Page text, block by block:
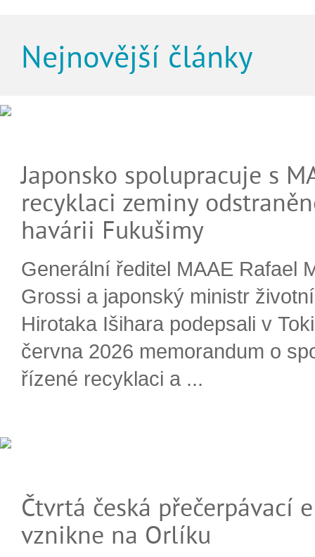
Nejnovější články
Japonsko spolupracuje s
recyklaci zeminy
havárii Fukušimy
Generální ředitel MAAE Rafael
Grossi a japonský ministr
Hirotaka Išihara podepsali v
června 2026 memorandum o
řízené recyklaci a ...
Čtvrtá česká přečerpávací
vznikne na Orlíku